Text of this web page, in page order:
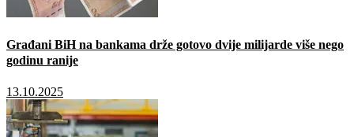
Građani BiH na bankama drže gotovo dvije milijarde više nego
godinu ranije
13.10.2025